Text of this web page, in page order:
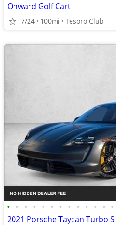
Onward Golf Cart
7/24 100mi Tesoro Club
• • • • • • • • • • • • •